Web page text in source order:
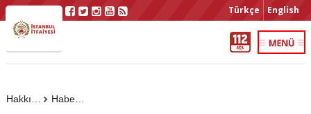
Türkçe English
Haberler